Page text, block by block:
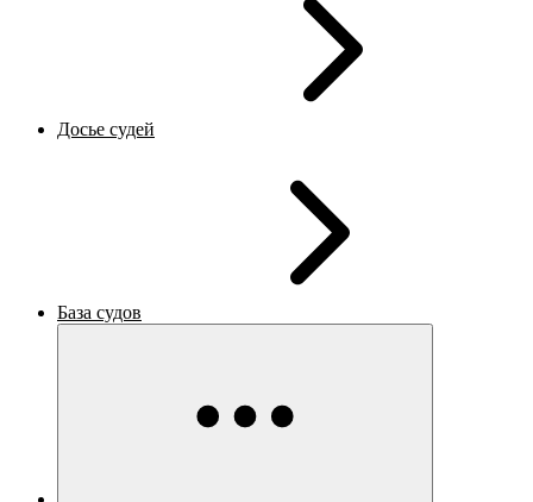
Досье судей
База судов